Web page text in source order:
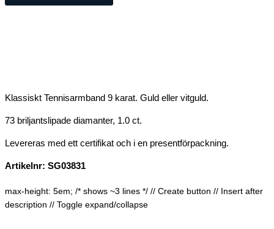
Klassiskt Tennisarmband 9 karat. Guld eller vitguld.
73 briljantslipade diamanter, 1.0 ct.
Levereras med ett certifikat och i en presentförpackning.
Artikelnr: SG03831
max-height: 5em; /* shows ~3 lines */ // Create button // Insert after
description // Toggle expand/collapse